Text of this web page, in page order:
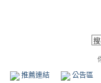
推薦連結 公告區